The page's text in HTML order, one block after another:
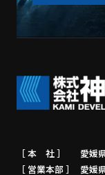
［ 本 社 ］
愛媛
［ 営業本部 ］
愛媛